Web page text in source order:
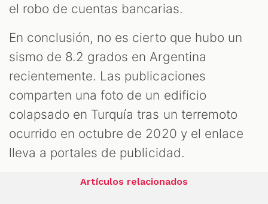
el robo de cuentas bancarias.
En conclusión, no es cierto que hubo un
sismo de 8.2 grados en Argentina
recientemente. Las publicaciones
comparten una foto de un edificio
colapsado en Turquía tras un terremoto
ocurrido en octubre de 2020 y el enlace
lleva a portales de publicidad.
Artículos relacionados